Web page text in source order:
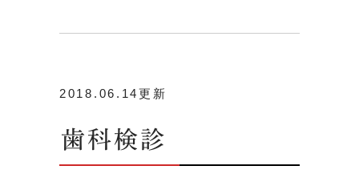
2018.06.14更新
歯科検診